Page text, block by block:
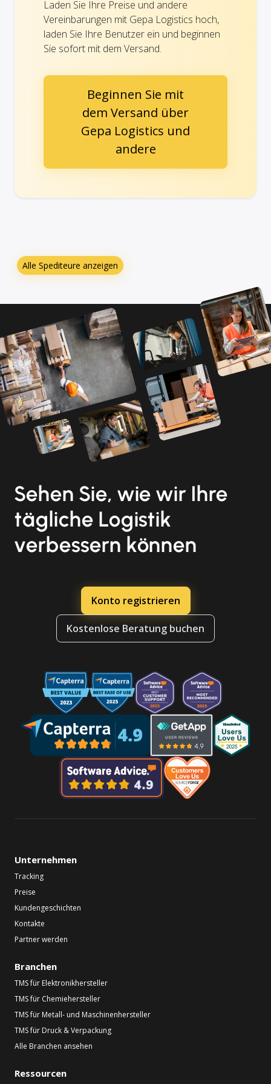
Laden Sie Ihre Preise und andere
Vereinbarungen mit Gepa Logistics hoch,
laden Sie Ihre Benutzer ein und beginnen
Sie sofort mit dem Versand.
Beginnen Sie mit
dem Versand über
Gepa Logistics und
andere
Alle Spediteure anzeigen
Sehen Sie, wie wir Ihre
tägliche Logistik
verbessern können
Konto registrieren
Kostenlose Beratung buchen
Unternehmen
Tracking
Preise
Kundengeschichten
Kontakte
Partner werden
Branchen
TMS für Elektronikhersteller
TMS für Chemiehersteller
TMS für Metall- und Maschinenhersteller
TMS für Druck & Verpackung
Alle Branchen ansehen
Ressourcen